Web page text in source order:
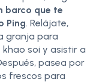
barco que te
Ping. Relájate,
granja para
soi y asistir a
pasea por
frescos para